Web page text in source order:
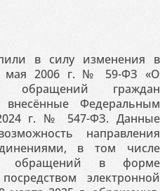
в силу изменения в
мая 2006 г. № 59-ФЗ «О
обращений граждан
внесённые Федеральным
г. № 547-ФЗ. Данные
направления
в том числе
обращений в форме
электронной